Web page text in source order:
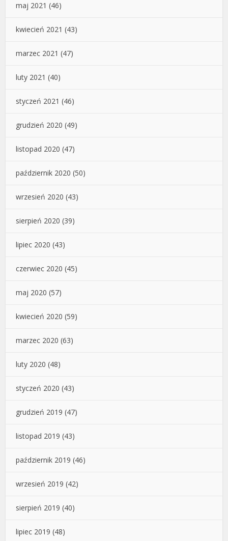
maj 2021 (46)
kwiecień 2021 (43)
marzec 2021 (47)
luty 2021 (40)
styczeń 2021 (46)
grudzień 2020 (49)
listopad 2020 (47)
październik 2020 (50)
wrzesień 2020 (43)
sierpień 2020 (39)
lipiec 2020 (43)
czerwiec 2020 (45)
maj 2020 (57)
kwiecień 2020 (59)
marzec 2020 (63)
luty 2020 (48)
styczeń 2020 (43)
grudzień 2019 (47)
listopad 2019 (43)
październik 2019 (46)
wrzesień 2019 (42)
sierpień 2019 (40)
lipiec 2019 (48)